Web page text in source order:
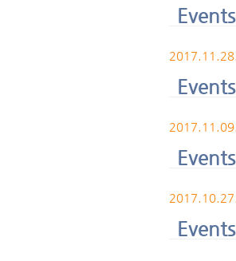
Events
2017.11.28.
Events
2017.11.09.
Events
2017.10.27.
Events